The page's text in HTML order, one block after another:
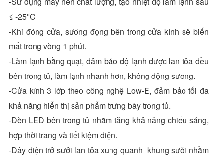
≤ -25ºC
-Khi đóng cửa, sương đọng bên trong cửa kính sẽ biến
mất trong vòng 1 phút.
-Làm lạnh bằng quạt, đảm bảo độ lạnh được lan tỏa đều
bên trong tủ, làm lạnh nhanh hơn, không động sương.
-Cửa kính 3 lớp theo công nghệ Low-E, đảm bảo tối đa
khả năng hiển thị sản phẩm trưng bày trong tủ.
-Đèn LED bên trong tủ nhằm tăng khả năng chiếu sáng,
hợp thời trang và tiết kiệm điện.
-Dây điện trở sưởi lan tỏa xung quanh khung sưởi nhằm